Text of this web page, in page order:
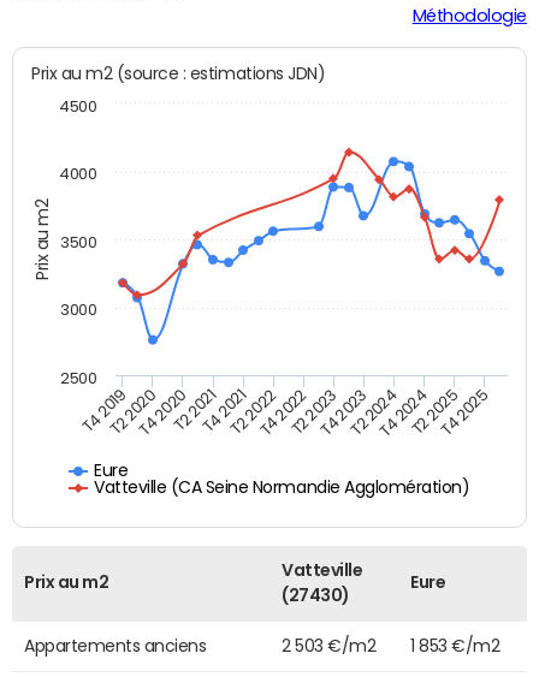
Méthodologie
Prix au m2
Prix au m2 (source : estimations JDN)
Eure
Vatteville (CA Seine Normandie Agglomération)
T4 2019T2 2020T4 2020T2 2021T4 2021T2 2022T4 2022T2 2023T4 2023T2 2024T4 2024T2 2025T4 2025
2500
3000
3500
4000
4500
Prix au m2
Vatteville
(27430)
Eure
Appartements anciens 2 503 €/m2 1 853 €/m2